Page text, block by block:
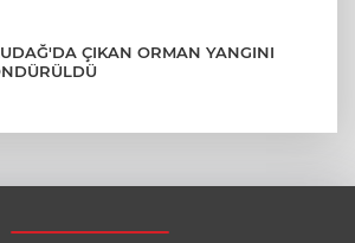
ÇIKAN ORMAN YANGINI
HÜNEL'DEN BURSA'DA